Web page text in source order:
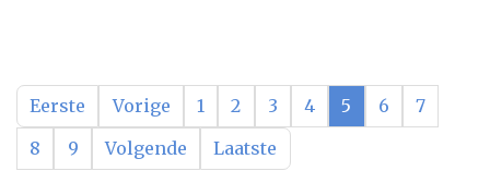
Eerste Vorige 1 2 3 4 5 6
7
8
9 Volgende Laatste